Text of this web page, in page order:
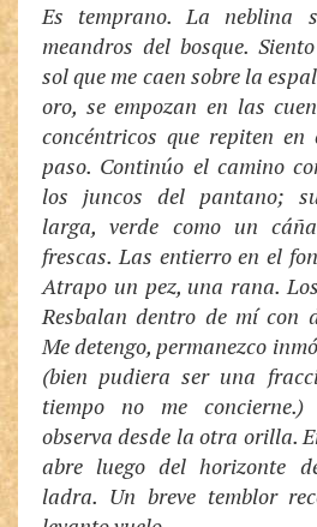
Es temprano. La neblina
meandros del bosque.
sol que me caen sobre la
oro, se empozan en las
concéntricos que repiten
paso. Continúo el camino
los juncos del pantano;
larga, verde como un
frescas. Las entierro en el
Atrapo un pez, una rana.
Resbalan dentro de mí con
Me detengo, permanezco
(bien pudiera ser una
tiempo no me
observa desde la otra orilla.
abre luego del horizonte
ladra. Un breve temblor